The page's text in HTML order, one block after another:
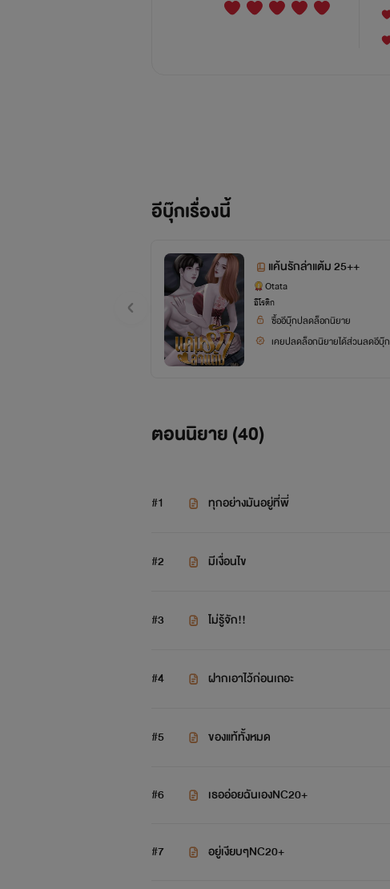
อีบุ๊กเรื่องนี้
แค้นรักล่าแต้ม 25++
Otata
อีโรติก
ซื้ออีบุ๊กปลดล็อกนิยาย
เคยปลดล็อกนิยายได้ส่วนลดอีบุ๊ก
ตอนนิยาย (40)
#1 ทุกอย่างมันอยู่ที่พี่
#2 มีเงื่อนไข
#3 ไม่รู้จัก!!
#4 ฝากเอาไว้ก่อนเถอะ
#5 ของแท้ทั้งหมด
#6 เธออ่อยฉันเองNC20+
#7 อยู่เงียบๆNC20+